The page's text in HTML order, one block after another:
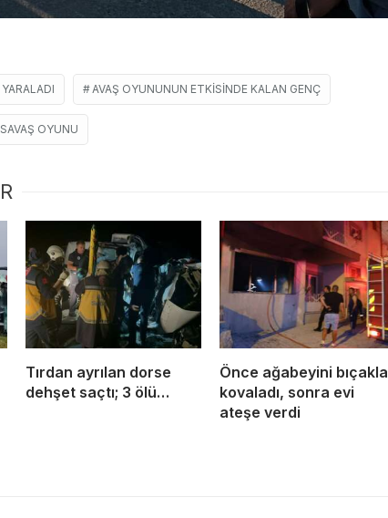
AVAŞ OYUNUNUN ETKISINDE KALAN GENÇ
OYUNU
Tırdan ayrılan dorse
dehşet saçtı; 3 ölü…
Önce ağabeyini bıçakla
kovaladı, sonra evi
ateşe verdi